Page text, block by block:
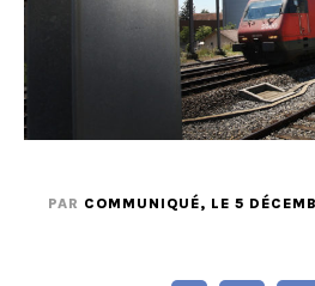
PAR COMMUNIQUÉ, LE 5